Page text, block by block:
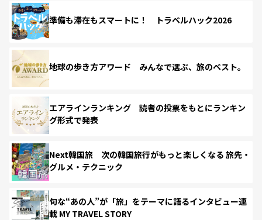
準備も滞在もスマートに！ トラベルハック2026
地球の歩き方アワード みんなで選ぶ、旅のベスト。
エアラインランキング 読者の投票をもとにランキン
グ形式で発表
Next韓国旅 次の韓国旅行がもっと楽しくなる 旅先・
グルメ・テクニック
旬な“あの人”が「旅」をテーマに語るインタビュー連
載 MY TRAVEL STORY